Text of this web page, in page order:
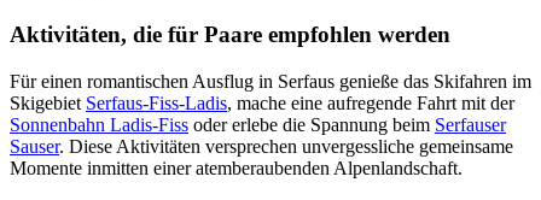
Aktivitäten, die für Paare empfohlen werden
Für einen romantischen Ausflug in Serfaus genieße das Skifahren im
Skigebiet Serfaus-Fiss-Ladis, mache eine aufregende Fahrt mit der
Sonnenbahn Ladis-Fiss oder erlebe die Spannung beim Serfauser
Sauser. Diese Aktivitäten versprechen unvergessliche gemeinsame
Momente inmitten einer atemberaubenden Alpenlandschaft.